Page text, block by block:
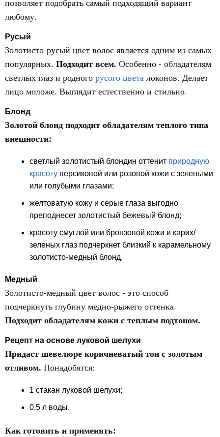
позволяет подобрать самый подходящий вариант
любому.
Русый
Золотисто-русый цвет волос является одним из самых
популярных. Подходит всем. Особенно - обладателям
светлых глаз и родного русого цвета локонов. Делает
лицо моложе. Выглядит естественно и стильно.
Блонд
Золотой блонд подходит обладателям теплого типа
внешности:
светлый золотистый блондин оттенит природную
красоту персиковой или розовой кожи с зелеными
или голубыми глазами;
желтоватую кожу и серые глаза выгодно
преподнесет золотистый бежевый блонд;
красоту смуглой или бронзовой кожи и карих/
зеленых глаз подчеркнет близкий к карамельному
золотисто-медный блонд.
Медный
Золотисто-медный цвет волос - это способ
подчеркнуть глубину медно-рыжего оттенка.
Подходит обладателям кожи с теплым подтоном.
Рецепт на основе луковой шелухи
Придаст шевелюре коричневатый тон с золотым
отливом. Понадобятся:
1 стакан луковой шелухи;
0,5 л воды.
Как готовить и применять: